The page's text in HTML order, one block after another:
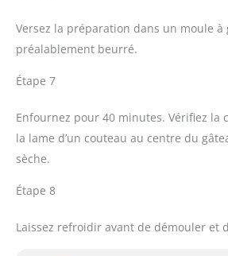
Versez la préparation dans un moule à
préalablement beurré.
Étape 7
Enfournez pour 40 minutes. Vérifiez la
la lame d’un couteau au centre du
sèche.
Étape 8
Laissez refroidir avant de démouler et